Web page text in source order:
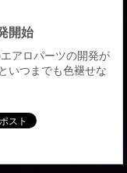
開始
アロパーツの開発が
いつまでも色褪せな
のかたまり感を主
デザインをさらに
スタマイズを是非ご
はまたブログの方で